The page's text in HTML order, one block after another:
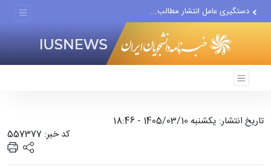
دستگیری عامل انتشار مطالب...
ضربه مغزی بیش از ۷۰۰ نظامی...
تاریخ انتشار: یکشنبه 1405/03/10 - 18:46
کد خبر: 557377